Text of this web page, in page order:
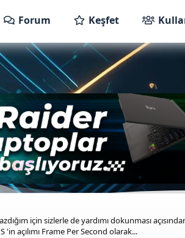
Forum Keşfet
için sizlerle de yardımı dokunması
'in açılımı Frame Per Second olarak...